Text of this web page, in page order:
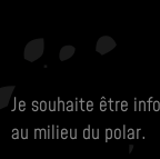
Je souhaite être
au milieu du polar.